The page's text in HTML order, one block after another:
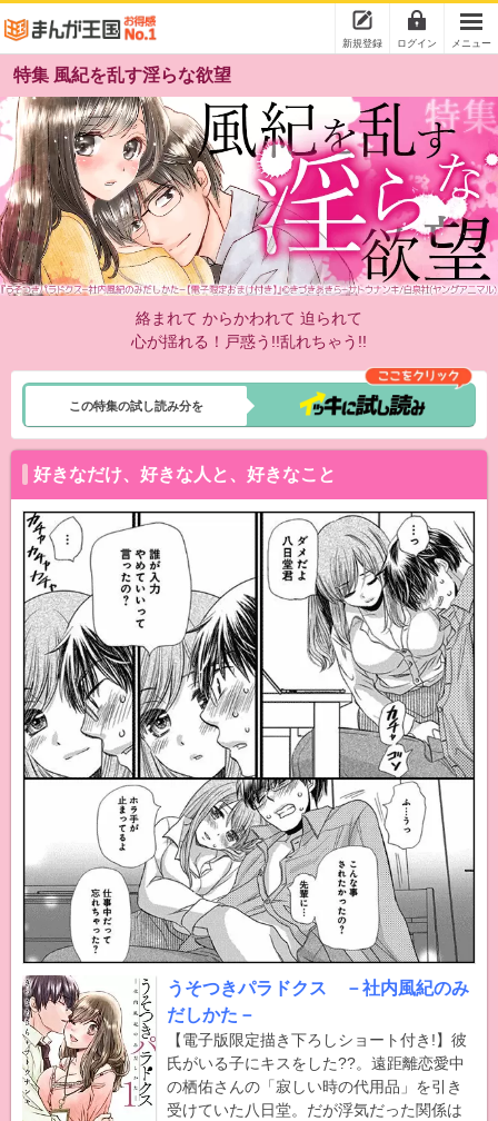
新規登録 ログイン メニュー
特集 風紀を乱す淫らな欲望
絡まれて からかわれて 迫られて
心が揺れる！戸惑う!!乱れちゃう!!
この特集の試し読み分を
好きなだけ、好きな人と、好きなこと
うそつきパラドクス －社内風紀のみ
だしかた－
【電子版限定描き下ろしショート付き!】彼
氏がいる子にキスをした??。遠距離恋愛中
の栖佑さんの「寂しい時の代用品」を引き
受けていた八日堂。だが浮気だった関係は